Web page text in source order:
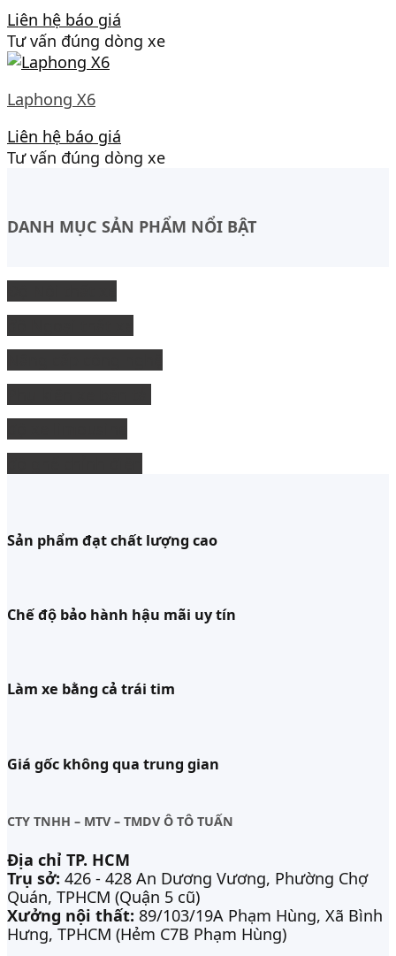
Liên hệ báo giá
Tư vấn đúng dòng xe
Laphong X6
Liên hệ báo giá
Tư vấn đúng dòng xe
DANH MỤC SẢN PHẨM NỔI BẬT
Sản phẩm đạt chất lượng cao
Chế độ bảo hành hậu mãi uy tín
Làm xe bằng cả trái tim
Giá gốc không qua trung gian
CTY TNHH – MTV – TMDV Ô TÔ TUẤN
Địa chỉ TP. HCM
Trụ sở: 426 - 428 An Dương Vương, Phường Chợ
Quán, TPHCM (Quận 5 cũ)
Xưởng nội thất: 89/103/19A Phạm Hùng, Xã Bình
Hưng, TPHCM (Hẻm C7B Phạm Hùng)